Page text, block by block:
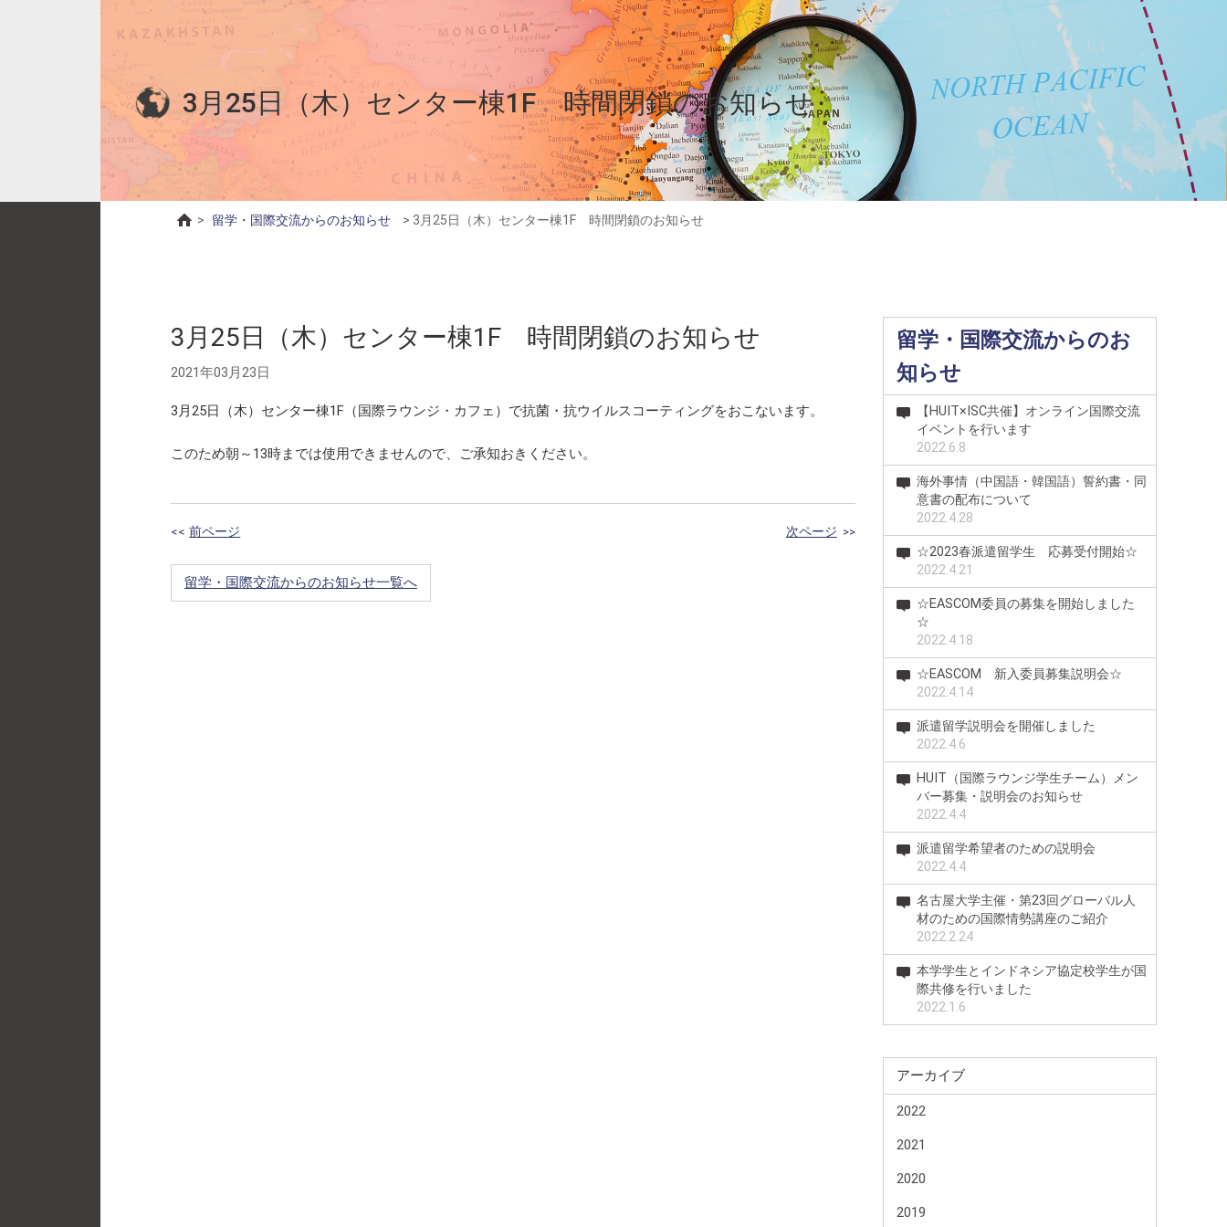
3月25日（木）センター棟1F 時間閉鎖のお知らせ
> 留学・国際交流からのお知らせ > 3月25日（木）センター棟1F 時間閉鎖のお知らせ
3月25日（木）センター棟1F 時間閉鎖のお知らせ
2021年03月23日
3月25日（木）センター棟1F（国際ラウンジ・カフェ）で抗菌・抗ウイルスコーティングをおこないます。
このため朝～13時までは使用できませんので、ご承知おきください。
<< 前ページ 次ページ >>
留学・国際交流からのお知らせ一覧へ
留学・国際交流からのお
知らせ
【HUIT×ISC共催】オンライン国際交流
イベントを行います
2022.6.8
海外事情（中国語・韓国語）誓約書・同
意書の配布について
2022.4.28
☆2023春派遣留学生 応募受付開始☆
2022.4.21
☆EASCOM委員の募集を開始しました
☆
2022.4.18
☆EASCOM 新入委員募集説明会☆
2022.4.14
派遣留学説明会を開催しました
2022.4.6
HUIT（国際ラウンジ学生チーム）メン
バー募集・説明会のお知らせ
2022.4.4
派遣留学希望者のための説明会
2022.4.4
名古屋大学主催・第23回グローバル人
材のための国際情勢講座のご紹介
2022.2.24
本学学生とインドネシア協定校学生が国
際共修を行いました
2022.1.6
アーカイブ
2022
2021
2020
2019